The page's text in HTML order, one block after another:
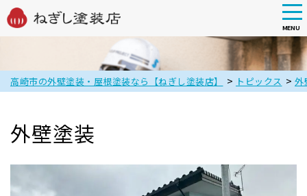
main
content
MENU
高崎市の外壁塗装・屋根塗装なら【ねぎし塗装店】 > トピックス > 外
外壁塗装